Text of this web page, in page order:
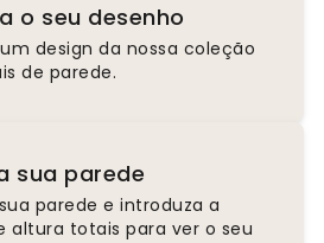
o seu desenho
design da nossa coleção
de parede.
sua parede
parede e introduza a
altura totais para ver o seu